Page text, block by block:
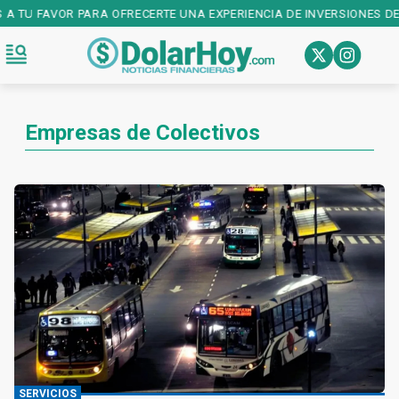
FAVOR PARA OFRECERTE UNA EXPERIENCIA DE INVERSIONES DE
Empresas de Colectivos
SERVICIOS